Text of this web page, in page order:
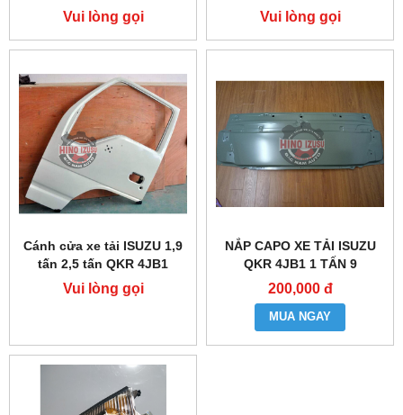
Vui lòng gọi Vui lòng gọi
Cánh cửa xe tải ISUZU 1,9
tấn 2,5 tấn QKR 4JB1
Vui lòng gọi
NẮP CAPO XE TẢI ISUZU
QKR 4JB1 1 TẤN 9
200,000 đ
MUA NGAY